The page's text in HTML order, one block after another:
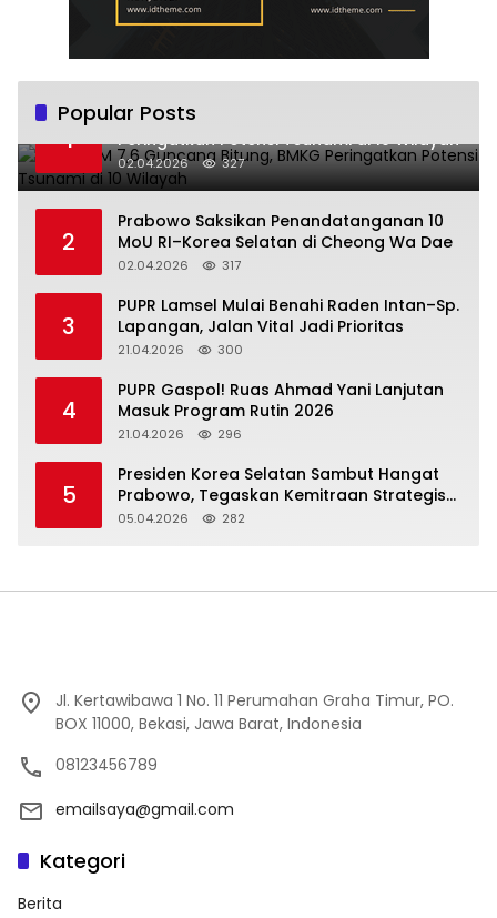
Popular Posts
1
Gempa M 7,6 Guncang Bitung, BMKG
Peringatkan Potensi Tsunami di 10 Wilayah
02.04.2026 327
2
Prabowo Saksikan Penandatanganan 10
MoU RI–Korea Selatan di Cheong Wa Dae
02.04.2026 317
3
‎PUPR Lamsel Mulai Benahi Raden Intan–Sp.
Lapangan, Jalan Vital Jadi Prioritas
21.04.2026 300
4
‎PUPR Gaspol! Ruas Ahmad Yani Lanjutan
Masuk Program Rutin 2026
21.04.2026 296
5
Presiden Korea Selatan Sambut Hangat
Prabowo, Tegaskan Kemitraan Strategis
Komprehensif
05.04.2026 282
Jl. Kertawibawa 1 No. 11 Perumahan Graha Timur, PO.
BOX 11000, Bekasi, Jawa Barat, Indonesia
08123456789
emailsaya@gmail.com
Kategori
Berita